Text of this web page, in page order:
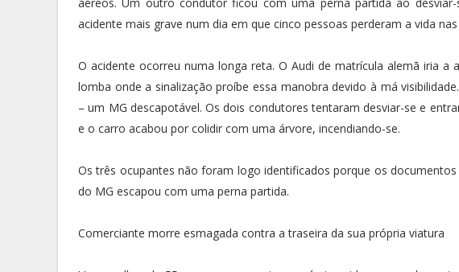
acidente mais grave num dia em que cinco pessoas perderam a vida
O acidente ocorreu numa longa reta. O Audi de matrícula alemã iria
lomba onde a sinalização proíbe essa manobra devido à má
– um MG descapotável. Os dois condutores tentaram desviar-se e
e o carro acabou por colidir com uma árvore, incendiando-se.
Os três ocupantes não foram logo identificados porque os
do MG escapou com uma perna partida.
Comerciante morre esmagada contra a traseira da sua própria viatura